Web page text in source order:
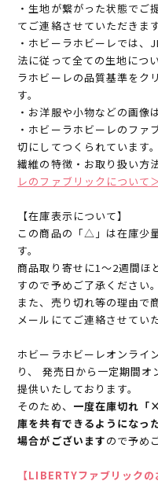
・生地が繋がった状態でご
てご連絡させていただきます
・ホビーラホビーレでは、
法に従って全ての生地につ
ラホビーレの品質基準をク
す。
・お洋服や小物などの画像
・ホビーラホビーレのファ
切にしてつくられています
繊維の特徴・お取り扱い方
レのファブリックについて
【在庫表示について】
この商品の「△」は在庫少
す。
商品取り寄せに1～2週間ほ
すので予めご了承ください。
また、売り切れ等の理由で
メールにてご連絡させてい
ホビーラホビーレオンライ
り、 発売日から一定期間
提供いたしております。
そのため、 一度在庫切れ「
庫を共有できるようになっ
場合がございますので予め
【LIBERTYファブリックの